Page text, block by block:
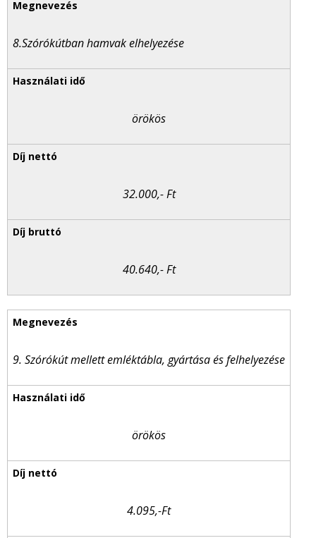
8.Szórókútban hamvak elhelyezése
örökös
32.000,- Ft
40.640,- Ft
9. Szórókút mellett emléktábla, gyártása és felhelyezése
örökös
4.095,-Ft